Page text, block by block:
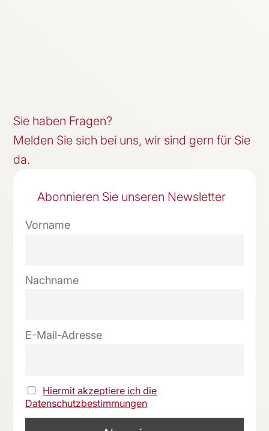
Sie haben Fragen?
Melden Sie sich bei uns, wir sind gern für Sie
da.
Abonnieren Sie unseren Newsletter
Vorname
Nachname
E-Mail-Adresse
Hiermit akzeptiere ich die
Datenschutzbestimmungen